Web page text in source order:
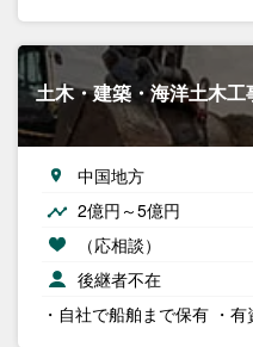
土木・建築・海洋土木工
中国地方
2億円～5億円
（応相談）
後継者不在
・自社で船舶まで保有 ・